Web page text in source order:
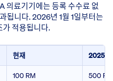
의료기기에는 등록 수수료 없
됩니다. 2026년 1월 1일부터는
가 적용됩니다.
현재 2025년
100 RM 500 RM